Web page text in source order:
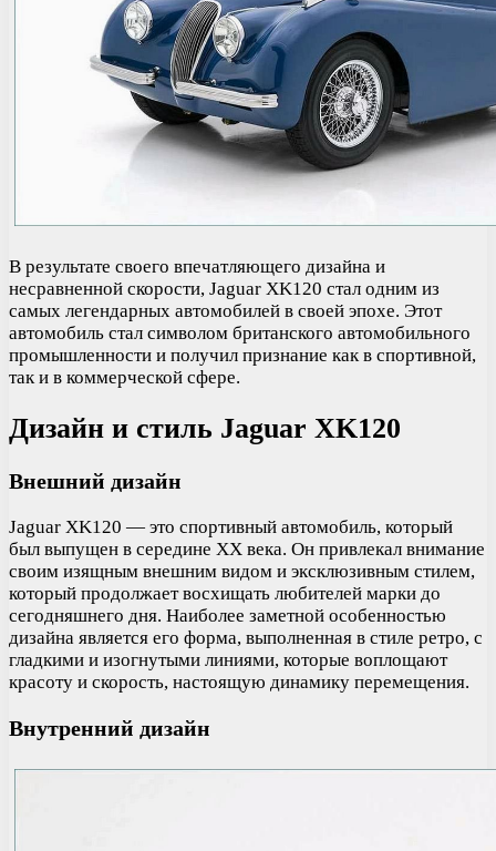
В результате своего впечатляющего дизайна и
несравненной скорости, Jaguar XK120 стал одним из
самых легендарных автомобилей в своей эпохе. Этот
автомобиль стал символом британского автомобильного
промышленности и получил признание как в спортивной,
так и в коммерческой сфере.
Дизайн и стиль Jaguar XK120
Внешний дизайн
Jaguar XK120 — это спортивный автомобиль, который
был выпущен в середине XX века. Он привлекал внимание
своим изящным внешним видом и эксклюзивным стилем,
который продолжает восхищать любителей марки до
сегодняшнего дня. Наиболее заметной особенностью
дизайна является его форма, выполненная в стиле ретро, с
гладкими и изогнутыми линиями, которые воплощают
красоту и скорость, настоящую динамику перемещения.
Внутренний дизайн